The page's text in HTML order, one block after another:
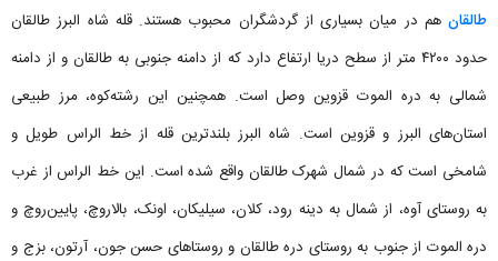
طالقان هم در میان بسیاری از گردشگران محبوب هستند. قله شاه البرز طالقان
حدود ۴۲۰۰ متر از سطح دریا ارتفاع دارد که از دامنه جنوبی به طالقان و از دامنه
شمالی به دره الموت قزوین وصل است. همچنین این رشته‌کوه، مرز طبیعی
استان‌های البرز و قزوین است. شاه البرز بلندترین قله از خط الراس طویل و
شامخی است که در شمال شهرک طالقان واقع شده است. این خط الراس از غرب
به روستای آوه، از شمال به دینه رود، کلان، سیلیکان، اونک، بالا‌روچ، پایین‌روچ و
دره الموت از جنوب به روستای دره طالقان و روستاهای حسن جون، آرتون، بزج و